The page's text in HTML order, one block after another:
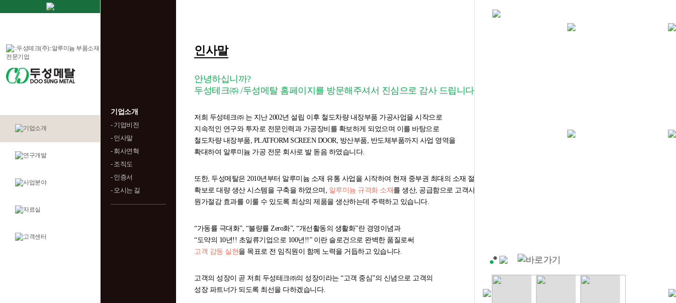
기업소개
- 기업비전
- 인사말
- 회사연혁
- 조직도
- 인증서
- 오시는 길
인사말
안녕하십니까?
두성테크㈜ /두성메탈 홈페이지를 방문해주셔서 진심으로 감사 드립니다.
저희 두성테크㈜ 는 지난 2002년 설립 이후 철도차량 내장부품 가공사업을 시작으로
지속적인 연구와 투자로 전문인력과 가공장비를 확보하게 되었으며 이를 바탕으로
철도차량 내장부품, PLATFORM SCREEN DOOR, 방산부품, 반도체부품까지 사업 영역을
확대하여 알루미늄 가공 전문 회사로 발 돋음 하였습니다.
또한, 두성메탈은 2010년부터 알루미늄 소재 유통 사업을 시작하여 현재 중부권 최대의 소재 절단 장비
확보로 대량 생산 시스템을 구축을 하였으며, 알루미늄 규격화 소재 를 생산, 공급함으로 고객사의
원가절감 효과를 이룰 수 있도록 최상의 제품을 생산하는데 주력하고 있습니다.
“가동률 극대화”, “불량률 Zero화”, “개선활동의 생활화”란 경영이념과
“도약의 10년!! 초일류기업으로 100년!!” 이란 슬로건으로 완벽한 품질로써
고객 감동 실현을 목표로 전 임직원이 함께 노력을 거듭하고 있습니다.
고객의 성장이 곧 저희 두성테크㈜의 성장이라는 “고객 중심”의 신념으로 고객의
성장 파트너가 되도록 최선을 다하겠습니다.